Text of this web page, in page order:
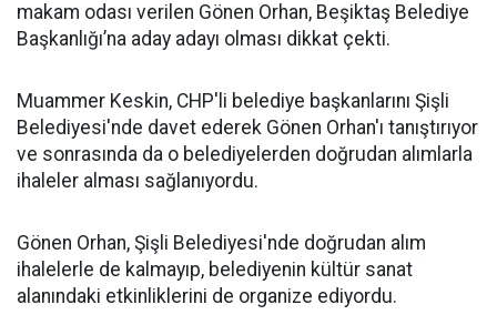
makam odası verilen Gönen Orhan, Beşiktaş Belediye
Başkanlığı’na aday adayı olması dikkat çekti.
Muammer Keskin, CHP'li belediye başkanlarını Şişli
Belediyesi'nde davet ederek Gönen Orhan'ı tanıştırıyor
ve sonrasında da o belediyelerden doğrudan alımlarla
ihaleler alması sağlanıyordu.
Gönen Orhan, Şişli Belediyesi'nde doğrudan alım
ihalelerle de kalmayıp, belediyenin kültür sanat
alanındaki etkinliklerini de organize ediyordu.